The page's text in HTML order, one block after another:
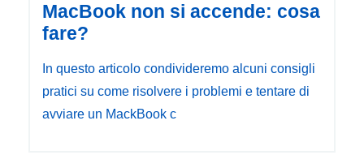
MacBook non si accende: cosa
fare?
In questo articolo condivideremo alcuni consigli
pratici su come risolvere i problemi e tentare di
avviare un MackBook c